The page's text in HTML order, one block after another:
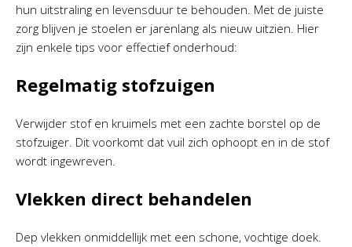
hun uitstraling en levensduur te behouden. Met de juiste
zorg blijven je stoelen er jarenlang als nieuw uitzien. Hier
zijn enkele tips voor effectief onderhoud:
Regelmatig stofzuigen
Verwijder stof en kruimels met een zachte borstel op de
stofzuiger. Dit voorkomt dat vuil zich ophoopt en in de stof
wordt ingewreven.
Vlekken direct behandelen
Dep vlekken onmiddellijk met een schone, vochtige doek.